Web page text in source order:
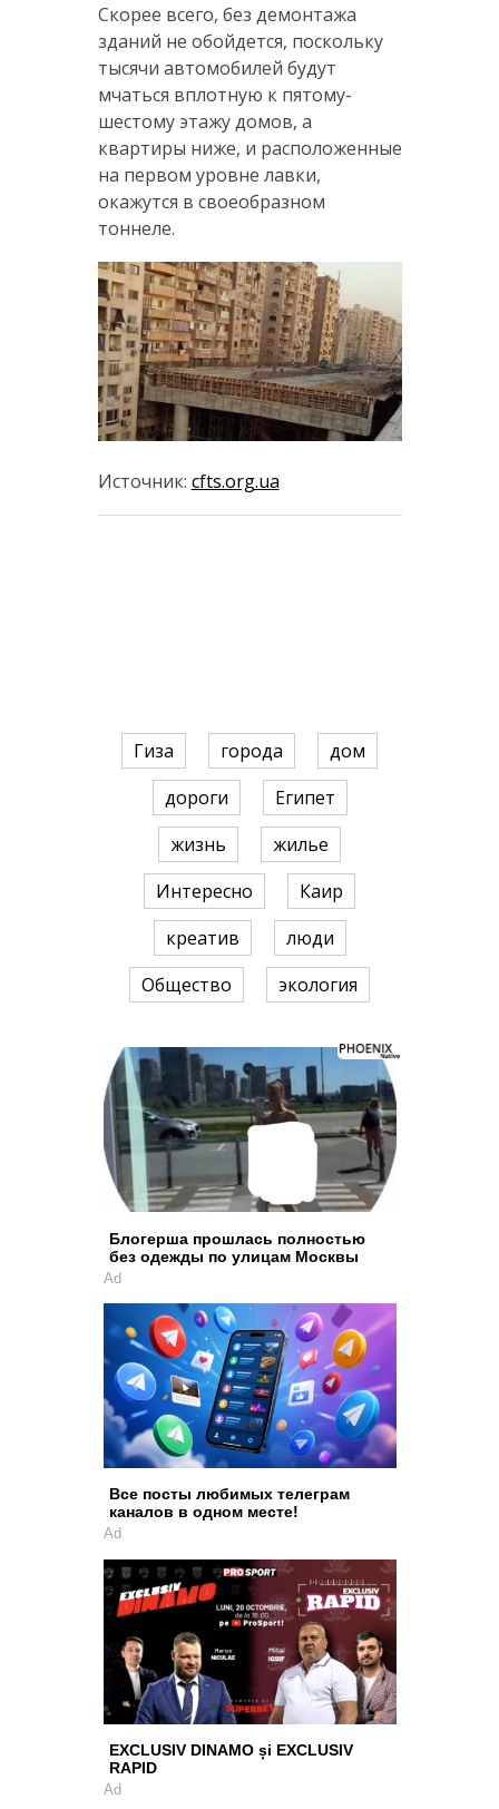
Скорее всего, без демонтажа
зданий не обойдется, поскольку
тысячи автомобилей будут
мчаться вплотную к пятому-
шестому этажу домов, а
квартиры ниже, и расположенные
на первом уровне лавки,
окажутся в своеобразном
тоннеле.
Источник: cfts.org.ua
Гиза города
дом
дороги
Египет
жизнь
жилье
Интересно
Каир
креатив
люди
Общество
экология
Блогерша прошлась полностью
без одежды по улицам Москвы
Ad
Все посты любимых телеграм
каналов в одном месте!
Ad
EXCLUSIV DINAMO și EXCLUSIV
RAPID
Ad